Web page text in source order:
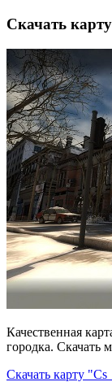
Скачать
Качественная
городка. Скачать
Скачать карту